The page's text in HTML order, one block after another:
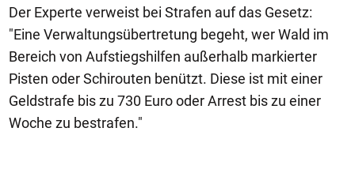
Der Experte verweist bei Strafen auf das Gesetz:
"Eine Verwaltungsübertretung begeht, wer Wald im
Bereich von Aufstiegshilfen außerhalb markierter
Pisten oder Schirouten benützt. Diese ist mit einer
Geldstrafe bis zu 730 Euro oder Arrest bis zu einer
Woche zu bestrafen."